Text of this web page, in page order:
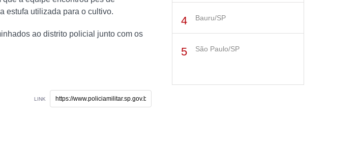
estufa utilizada para o cultivo.
ao distrito policial junto com os
LINK
Bauru/SP
São Paulo/SP